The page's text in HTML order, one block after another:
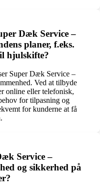
Dæk Service –
planer, f.eks.
hjulskifte?
Super Dæk Service –
Ved at tilbyde
online eller telefonisk,
for tilpasning og
for kunderne at få
Service –
og sikkerhed på